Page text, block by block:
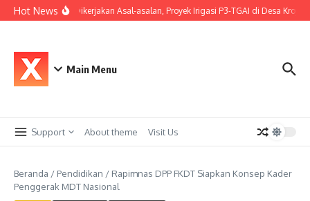
Lewati ke konten
Hot NewsDiduga Dikerjakan Asal-asalan, Proyek Irigasi P3-TGAI di Desa Kroya
Main Menu
Support About theme Visit Us
Beranda / Pendidikan / Rapimnas DPP FKDT Siapkan Konsep Kader
Penggerak MDT Nasional